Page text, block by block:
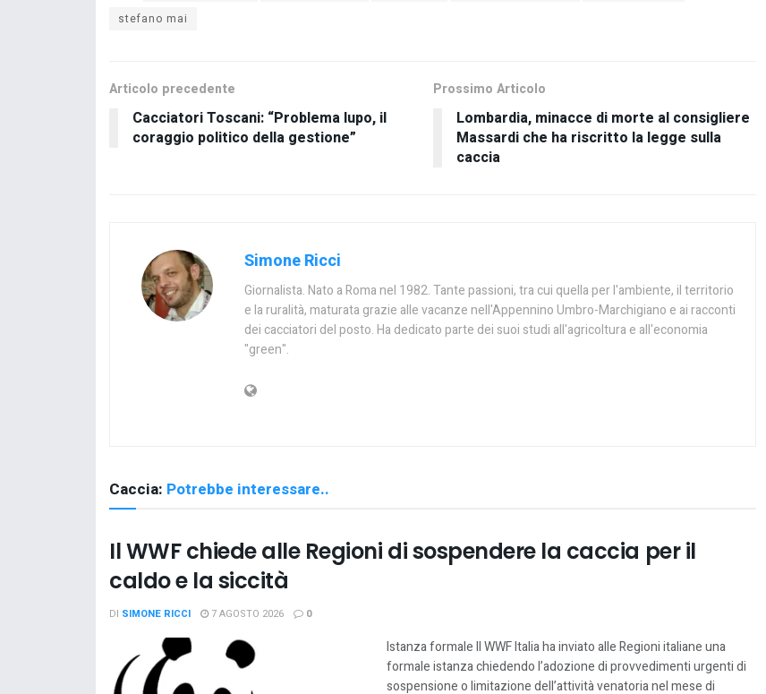
stefano mai
Articolo precedente
Cacciatori Toscani: “Problema lupo, il
coraggio politico della gestione”
Prossimo Articolo
Lombardia, minacce di morte al consigliere
Massardi che ha riscritto la legge sulla
caccia
Simone Ricci
Giornalista. Nato a Roma nel 1982. Tante passioni, tra cui quella per l'ambiente, il territorio
e la ruralità, maturata grazie alle vacanze nell'Appennino Umbro-Marchigiano e ai racconti
dei cacciatori del posto. Ha dedicato parte dei suoi studi all'agricoltura e all'economia
"green".
Caccia: Potrebbe interessare..
Il WWF chiede alle Regioni di sospendere la caccia per il
caldo e la siccità
DI SIMONE RICCI 7 AGOSTO 2026 0
Istanza formale Il WWF Italia ha inviato alle Regioni italiane una
formale istanza chiedendo l’adozione di provvedimenti urgenti di
sospensione o limitazione dell’attività venatoria nel mese di